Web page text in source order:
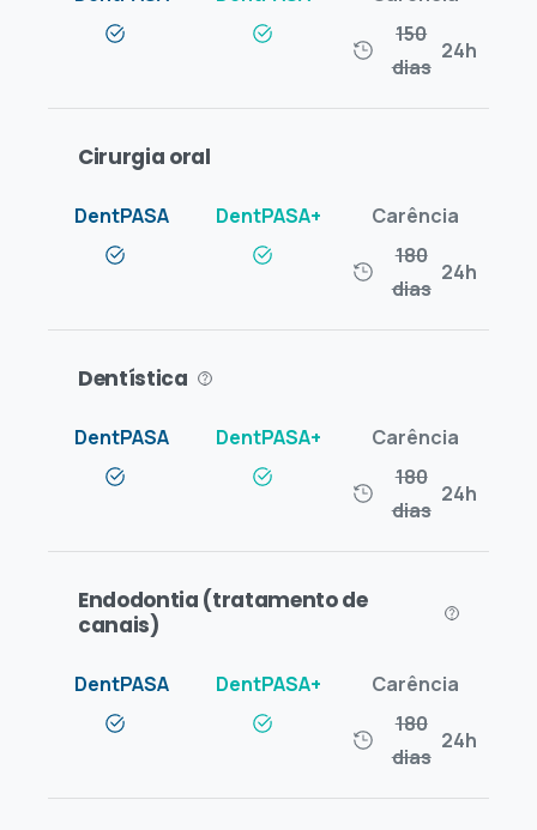
150
dias
24h
Cirurgia oral
180
dias
24h
Dentística
180
dias
24h
Endodontia (tratamento de
canais)
180
dias
24h